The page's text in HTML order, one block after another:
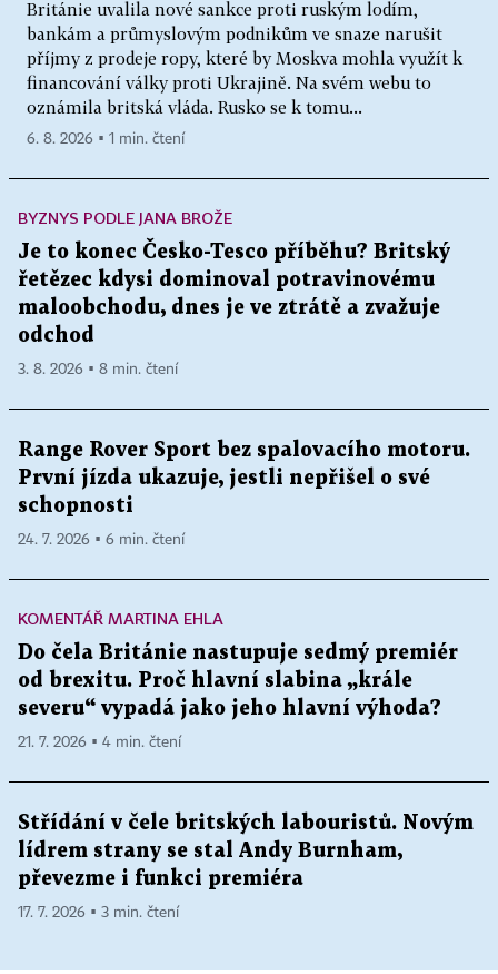
Británie uvalila nové sankce proti ruským lodím,
bankám a průmyslovým podnikům ve snaze narušit
příjmy z prodeje ropy, které by Moskva mohla využít k
financování války proti Ukrajině. Na svém webu to
oznámila britská vláda. Rusko se k tomu...
6. 8. 2026 ▪ 1 min. čtení
BYZNYS PODLE JANA BROŽE
Je to konec Česko-Tesco příběhu? Britský
řetězec kdysi dominoval potravinovému
maloobchodu, dnes je ve ztrátě a zvažuje
odchod
3. 8. 2026 ▪ 8 min. čtení
Range Rover Sport bez spalovacího motoru.
První jízda ukazuje, jestli nepřišel o své
schopnosti
24. 7. 2026 ▪ 6 min. čtení
KOMENTÁŘ MARTINA EHLA
Do čela Británie nastupuje sedmý premiér
od brexitu. Proč hlavní slabina „krále
severu“ vypadá jako jeho hlavní výhoda?
21. 7. 2026 ▪ 4 min. čtení
Střídání v čele britských labouristů. Novým
lídrem strany se stal Andy Burnham,
převezme i funkci premiéra
17. 7. 2026 ▪ 3 min. čtení